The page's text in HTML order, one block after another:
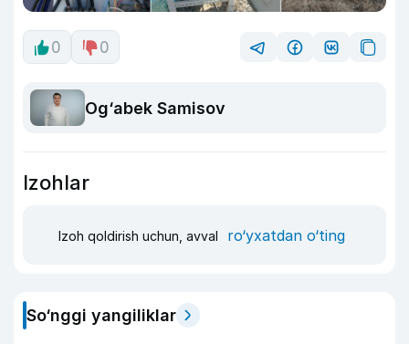
0 0
Og‘abek Samisov
Izohlar
Izoh qoldirish uchun, avval ro‘yxatdan o‘ting
So‘nggi yangiliklar